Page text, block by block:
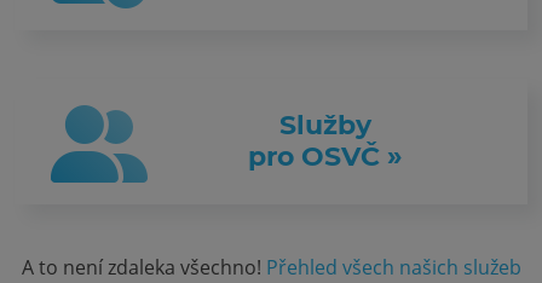
Služby
pro OSVČ »
A to není zdaleka všechno! Přehled všech našich služeb